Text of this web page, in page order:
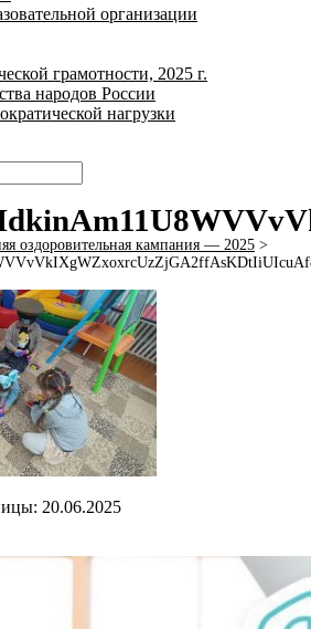
организации
грамотности, 2025 г.
народов России
нагрузки
оздоровительная кампания — 2025 >
20.06.2025